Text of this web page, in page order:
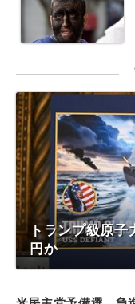
トランプ級原
円か